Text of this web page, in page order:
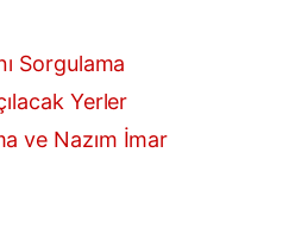
Sorgulama
Yerler
ve Nazım İmar